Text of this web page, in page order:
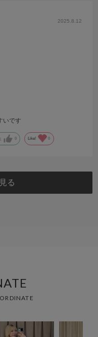
2025.8.12
いです
0 Like! 0
る